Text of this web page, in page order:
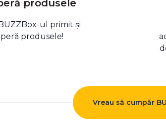
produsele
ul primit și
produsele!
Vreau să cumpăr